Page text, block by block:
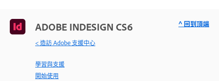
ADOBE INDESIGN CS6
< 造訪 Adobe 支援中心
學習與支援
開始使用
^ 回到頂端